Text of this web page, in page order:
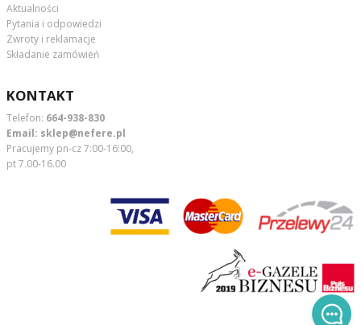
Aktualności
Pytania i odpowiedzi
Zwroty i reklamacje
Składanie zamówień
KONTAKT
Telefon: 664-938-830
Email: sklep@nefere.pl
Pracujemy pn-cz 7:00-16:00,
pt 7.00-16.00